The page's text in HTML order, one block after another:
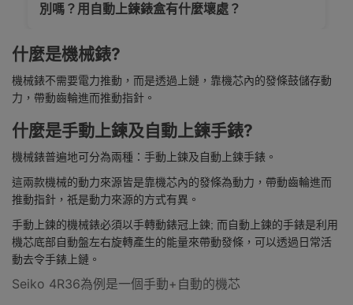
什麼是機械錶?
機械錶不需要電力推動，而是透過上鏈，靠機芯內的發條鼓儲存動
力，帶動齒輪進而推動指針。
什麼是手動上鍊及自動上鍊手錶?
機械錶普遍地可分為兩種：手動上鍊及自動上鍊手錶。
這兩款機械的動力來源皆是靠機芯內的發條為動力，帶動齒輪進而
推動指針，祇是動力來源的方式有異。
手動上鍊的機械錶必須以手轉動錶冠上鍊; 而自動上鍊的手錶是利用
機芯底部自動盤左右旋轉產生的能量來帶動發條， 可以透過日常活
動去令手錶上鏈。
Seiko 4R36為例是一個手動+自動的機芯